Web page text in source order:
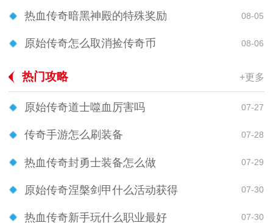
热血传奇暗黑神殿的特殊奖励 08-05
原始传奇怎么取消捡传奇币 08-06
热门攻略 +更多
原始传奇道士噬血厉害吗 07-27
传奇手游怎么刷装备 07-28
热血传奇封勇士装备怎么做 07-29
原始传奇涅槃剑甲什么活动获得 07-30
热血传奇新手玩什么职业最好 07-30